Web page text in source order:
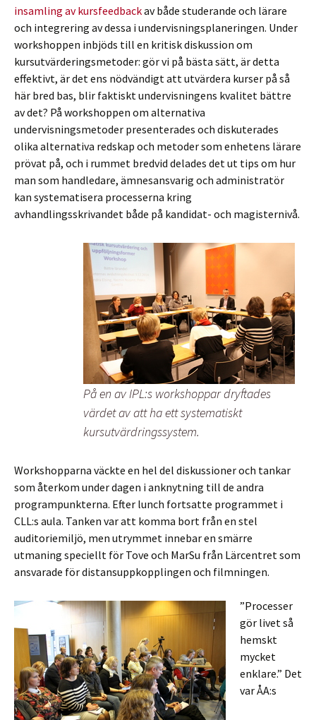
insamling av kursfeedbackav både studerande och lärare
och integrering av dessa i undervisningsplaneringen. Under
workshoppen inbjöds till en kritisk diskussion om
kursutvärderingsmetoder: gör vi på bästa sätt, är detta
effektivt, är det ens nödvändigt att utvärdera kurser på så
här bred bas, blir faktiskt undervisningens kvalitet bättre
av det? På workshoppen om alternativa
undervisningsmetoder presenterades och diskuterades
olika alternativa redskap och metoder som enhetens lärare
prövat på, och i rummet bredvid delades det ut tips om hur
man som handledare, ämnesansvarig och administratör
kan systematisera processerna kring
avhandlingsskrivandet både på kandidat- och magisternivå.
På en av IPL:s workshoppar dryftades
värdet av att ha ett systematiskt
kursutvärdringssystem.
Workshopparna väckte en hel del diskussioner och tankar
som återkom under dagen i anknytning till de andra
programpunkterna. Efter lunch fortsatte programmet i
CLL:s aula. Tanken var att komma bort från en stel
auditoriemiljö, men utrymmet innebar en smärre
utmaning speciellt för Tove och MarSu från Lärcentret som
ansvarade för distansuppkopplingen och filmningen.
”Processer
gör livet så
hemskt
mycket
enklare.” Det
var ÅA:s